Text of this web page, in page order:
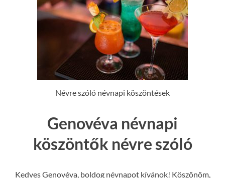
Névre szóló névnapi köszöntések
Genovéva névnapi
köszöntők névre szóló
Kedves Genovéva, boldog névnapot kívánok! Köszönöm,